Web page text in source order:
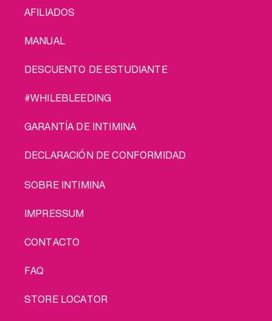
AFILIADOS
MANUAL
DESCUENTO DE ESTUDIANTE
#WHILEBLEEDING
GARANTÍA DE INTIMINA
DECLARACIÓN DE CONFORMIDAD
LEGAL
SOBRE INTIMINA
IMPRESSUM
CONTACTO
FAQ
STORE LOCATOR